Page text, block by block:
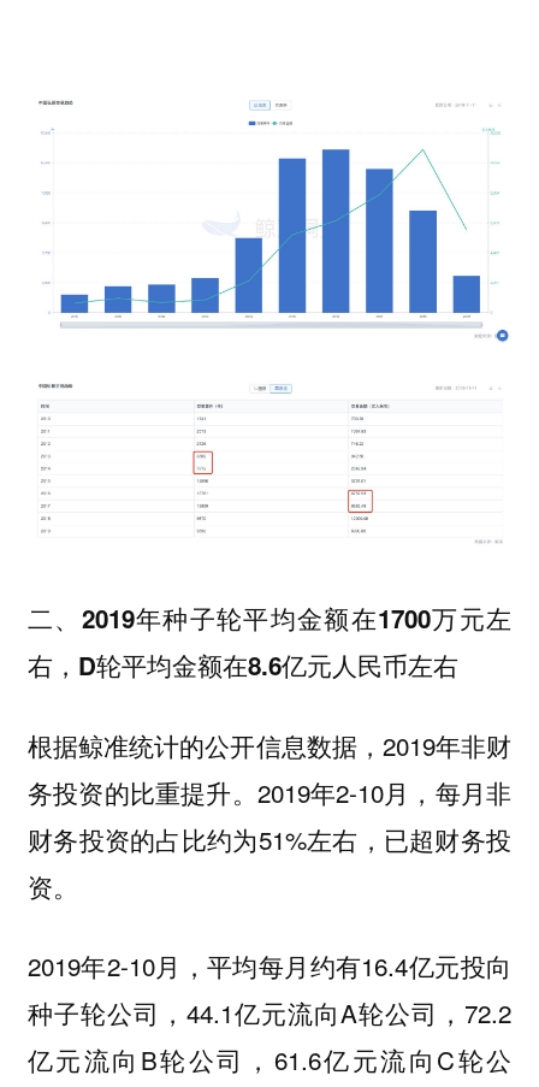
二、2019年种子轮平均金额在1700万元左
右，D轮平均金额在8.6亿元人民币左右
根据鲸准统计的公开信息数据，2019年非财
务投资的比重提升。2019年2-10月，每月非
财务投资的占比约为51%左右，已超财务投
资。
2019年2-10月，平均每月约有16.4亿元投向
种子轮公司，44.1亿元流向A轮公司，72.2
亿元流向B轮公司，61.6亿元流向C轮公